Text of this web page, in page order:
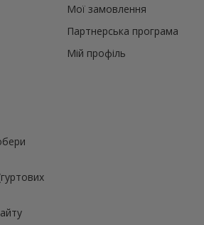
Мої замовлення
Партнерська програма
Мій профіль